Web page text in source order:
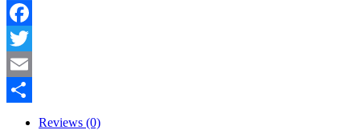
Facebook
Twitter
Email
Reviews (0)